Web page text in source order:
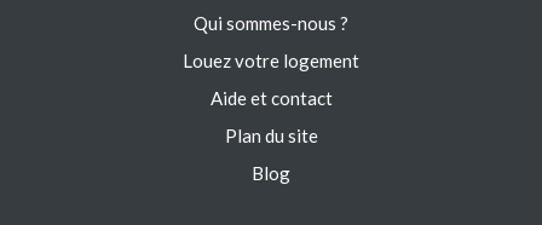
Qui sommes-nous ?
Louez votre logement
Aide et contact
Plan du site
Blog